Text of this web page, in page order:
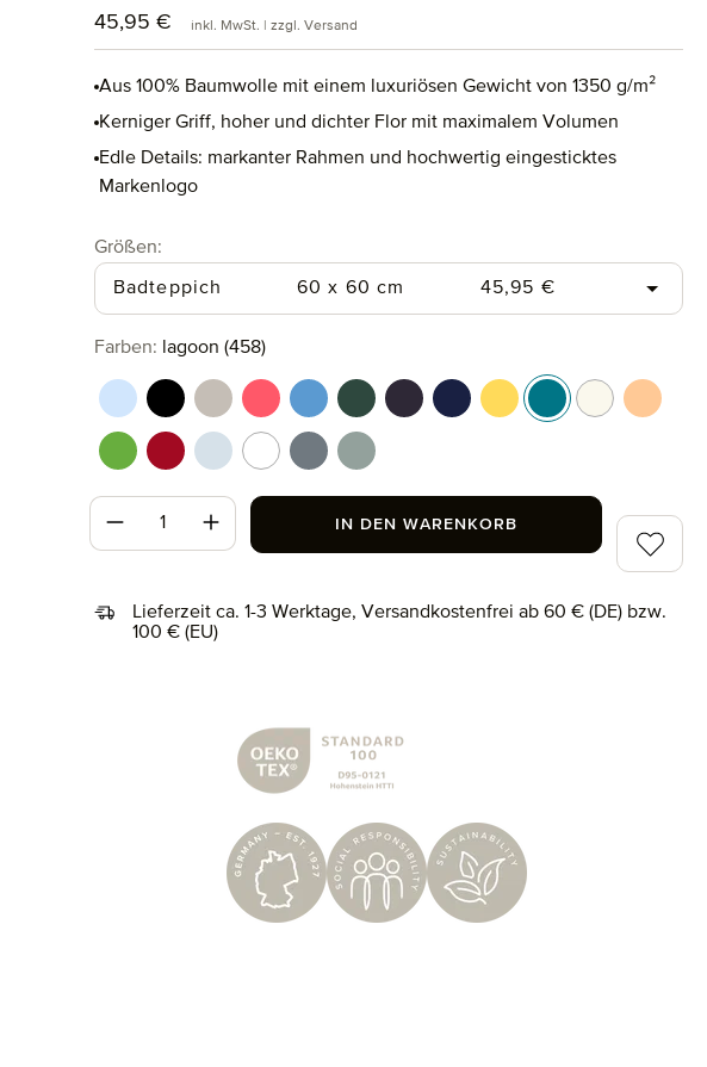
Regulärer Preis:
45,95 € inkl. MwSt. | zzgl. Versand
Aus 100% Baumwolle mit einem luxuriösen Gewicht von 1350 g/m²
Kerniger Griff, hoher und dichter Flor mit maximalem Volumen
Edle Details: markanter Rahmen und hochwertig eingesticktes
Markenlogo
Lieferzeit ca. 1-3 Werktage, Versandkostenfrei ab 60 € (DE) bzw.
100 € (EU)
Größenauswählen
:
Badteppich 60 x 60 cm Regulärer Preis:
45,95 €
Farbenauswählen
: lagoon (458)
aquamarine (577)
black (199)cashmere (713)
coral (262)cornflower (410)
cypress (665)
dark grey (820)
deep sea (596)
gold (115)lagoon (458)
nature (869)
peach
peridot (658)
ruby (075)silver (829)snow (001)stone (850)
tea (660)
Produkt Anzahl: Gib den gewünschten Wert
IN DEN WARENKORB Zum